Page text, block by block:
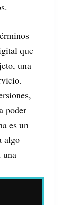
que
una
poder
es un
algo
una